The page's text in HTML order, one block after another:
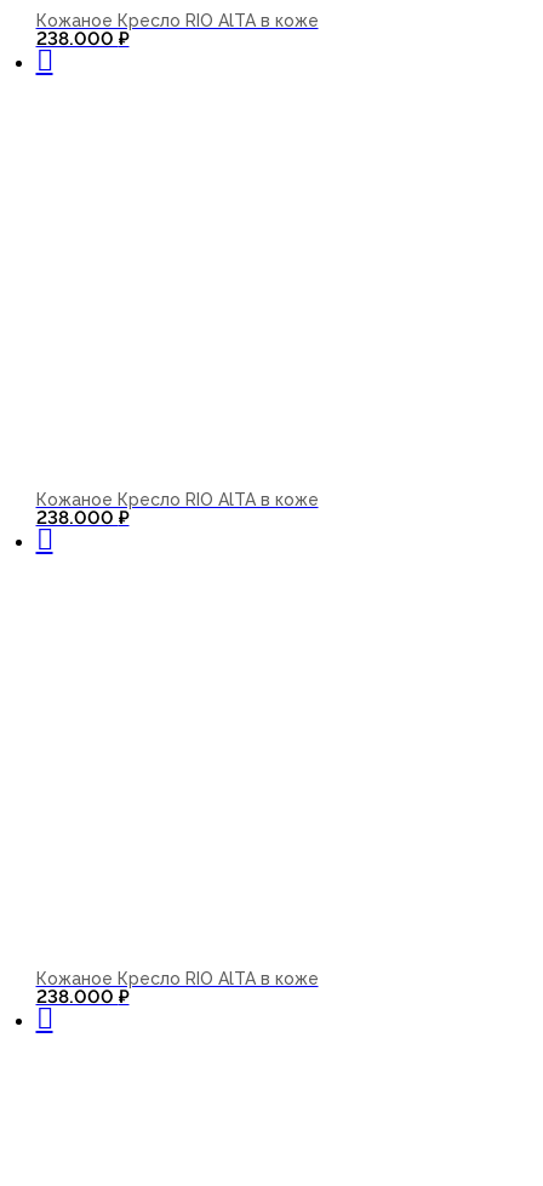
Кожаное Кресло RIO AlTA в коже
238.000 ₽
Кожаное Кресло RIO AlTA в коже
238.000 ₽
Кожаное Кресло RIO AlTA в коже
238.000 ₽